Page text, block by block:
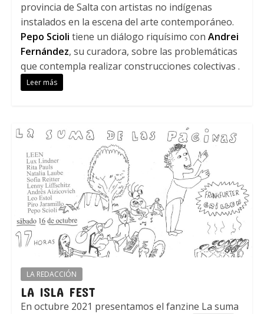
provincia de Salta con artistas no indígenas
instalados en la escena del arte contemporáneo.
Pepo Scioli tiene un diálogo riquísimo con Andrei
Fernández, su curadora, sobre las problemáticas
que contempla realizar construcciones colectivas .
Leer más
LA REDACCIÓN
LA ISLA FEST
En octubre 2021 presentamos el fanzine La suma